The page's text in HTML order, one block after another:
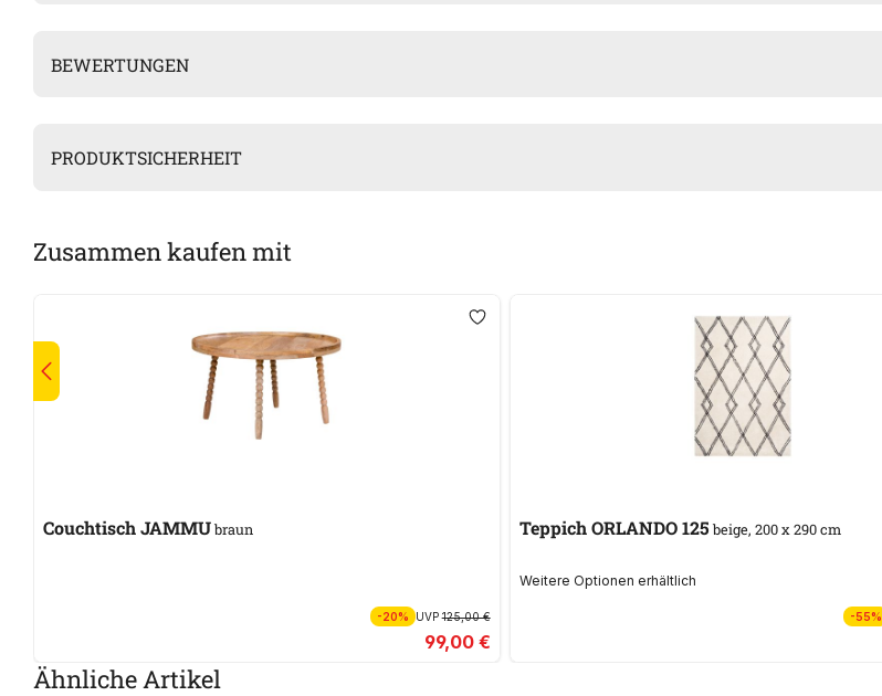
BEWERTUNGEN
PRODUKTSICHERHEIT
Zusammen kaufen mit
Couchtisch JAMMUbraun
-20% UVP125,00 €
99,00 €
Teppich ORLANDO 125 beige, 200 x 290 cm
Weitere Optionen erhältlich
-55%
Ähnliche Artikel